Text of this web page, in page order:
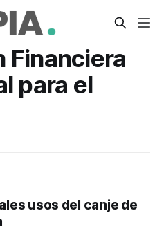
Financiera
para el
usos del canje de